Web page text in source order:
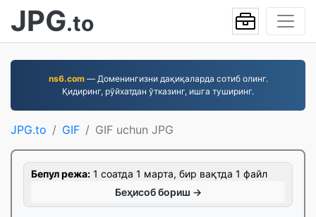
JPG.to
ns6.com— Доменингизни дақиқаларда сотиб олинг.
Қидиринг, рўйхатдан ўтказинг, ишга туширинг.
JPG.to GIF GIF uchun JPG
Бепул режа: 1 соатда 1 марта, бир вақтда 1 файл
Беҳисоб бориш →